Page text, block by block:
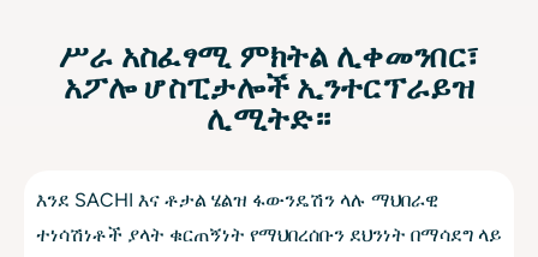
ሥራ አስፈፃሚ ምክትል ሊቀመንበር፣
አፖሎ ሆስፒታሎች ኢንተርፕራይዝ
ሊሚትድ።
እንደ SACHI እና ቶታል ሄልዝ ፋውንዴሽን ላሉ ማህበራዊ
ተነሳሽነቶች ያላት ቁርጠኝነት የማህበረሰቡን ደህንነት በማሳደግ ላይ